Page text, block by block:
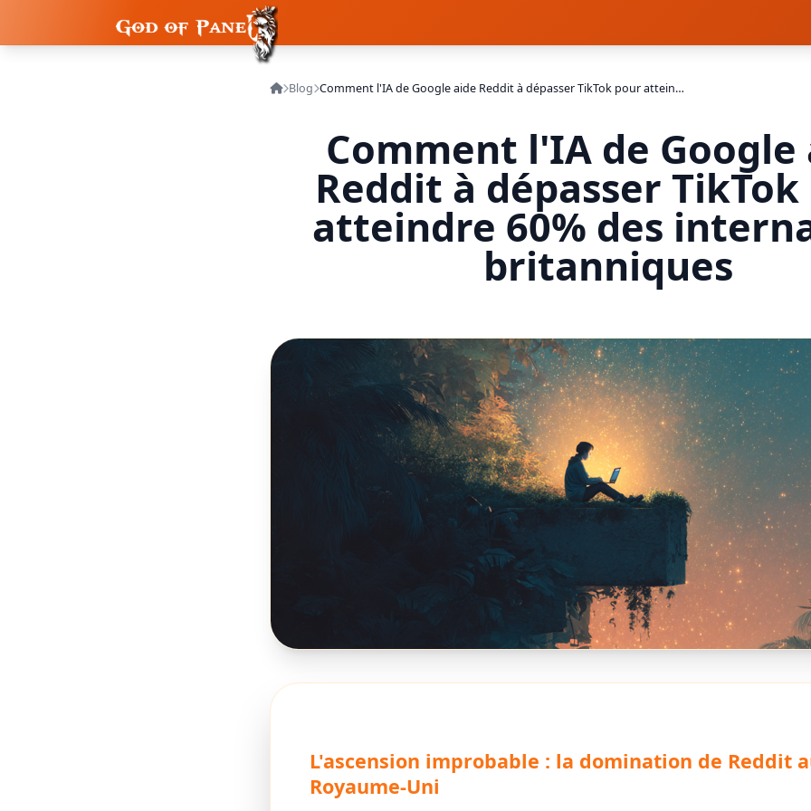
Blog Comment l'IA de Google aide Reddit à dépasser TikTok pour atteindre 60% des internautes britanniques
Comment l'IA de Google
Reddit à dépasser
atteindre 60% des
britanniques
L'ascension improbable : la domination de Reddit
Royaume-Uni